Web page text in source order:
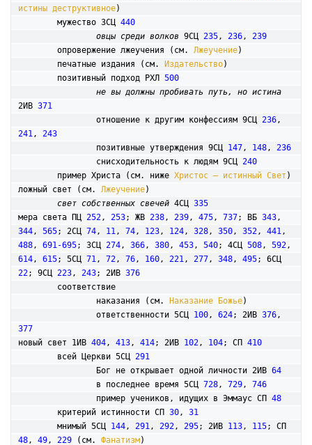
истины деструктивное)
	мужество 3СЦ
440
овцы среди волков 9СЦ 235, 236, 239
	опровержение лжеучения (см.
Лжеучение)
	печатные издания (см.
Издательство)
позитивный подход РХЛ 500
не вы должны пробивать путь, но истина
2ИВ 371
		отношение к другим конфессиям 9СЦ
236
241, 243
		позитивные утверждения 9СЦ
147, 148, 236
		снисходительность к людям 9СЦ
240
	пример Христа (см. ниже
Христос – истинный Свет )
ложный свет (см. Лжеучение)
свет собственных свечей 4СЦ 335
мера света ПЦ 252, 253; ЖВ 238, 239, 475, 737; ВБ 343
344, 565; 2СЦ 74, 11, 74, 123, 124, 328, 350, 352, 441
488, 691-695; 3СЦ 274, 366, 380, 453, 540; 4СЦ 508, 592
614, 615; 5СЦ 71, 72, 76, 160, 221, 277, 348, 495
22; 9СЦ 223, 243; 2ИВ 376
		наказания (см.
Наказание Божье)
		ответственности 5СЦ
100, 624; 2ИВ 376
377
новый свет 1ИВ 404, 413, 414; 2ИВ 102, 104; СП 410
	всей Церкви 5СЦ
291
		Бог не открывает одной личности 2ИВ
64
		в последнее время 5СЦ
728, 729, 746
		пример учеников, идущих в Эммаус СП
48
	критерий истинности СП
30, 31
мнимый 5СЦ 144, 291, 292, 295; 2ИВ 113, 115
48, 49, 229 (см. Фанатизм)